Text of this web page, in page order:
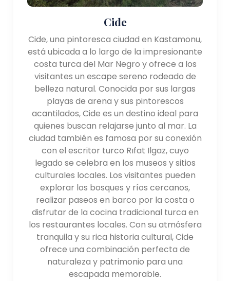
Cide
Cide, una pintoresca ciudad en Kastamonu,
está ubicada a lo largo de la impresionante
costa turca del Mar Negro y ofrece a los
visitantes un escape sereno rodeado de
belleza natural. Conocida por sus largas
playas de arena y sus pintorescos
acantilados, Cide es un destino ideal para
quienes buscan relajarse junto al mar. La
ciudad también es famosa por su conexión
con el escritor turco Rıfat Ilgaz, cuyo
legado se celebra en los museos y sitios
culturales locales. Los visitantes pueden
explorar los bosques y ríos cercanos,
realizar paseos en barco por la costa o
disfrutar de la cocina tradicional turca en
los restaurantes locales. Con su atmósfera
tranquila y su rica historia cultural, Cide
ofrece una combinación perfecta de
naturaleza y patrimonio para una
escapada memorable.